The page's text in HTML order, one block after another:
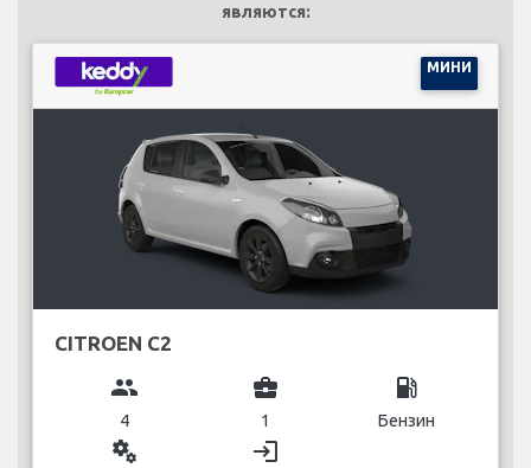
являются:
МИНИ
CITROEN C2
group
4
business_center
1
local_gas_station
Бензин
miscellaneous_services login